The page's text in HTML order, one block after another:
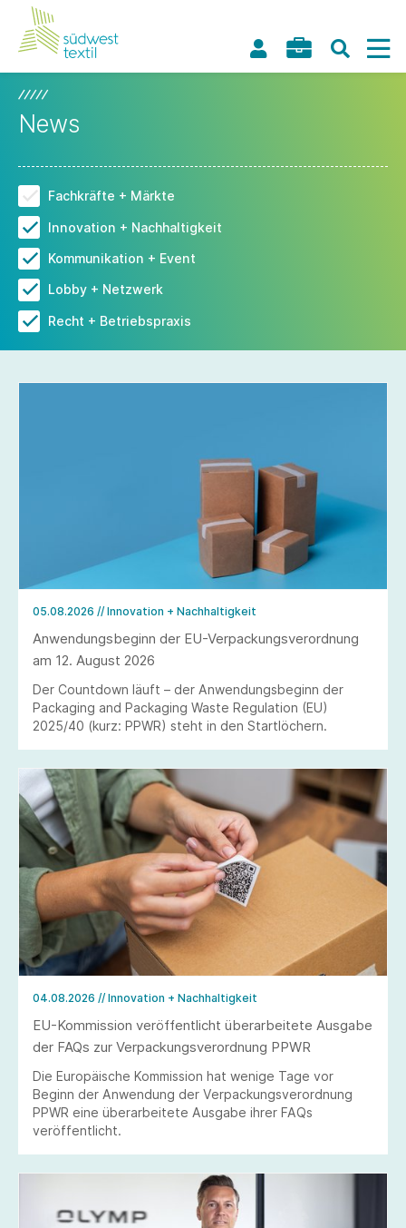
News
Fachkräfte + Märkte
Innovation + Nachhaltigkeit
Kommunikation + Event
Lobby + Netzwerk
Recht + Betriebspraxis
05.08.2026 // Innovation + Nachhaltigkeit
Anwendungsbeginn der EU-Verpackungsverordnung
am 12. August 2026
Der Countdown läuft – der Anwendungsbeginn der
Packaging and Packaging Waste Regulation (EU)
2025/40 (kurz: PPWR) steht in den Startlöchern.
04.08.2026 // Innovation + Nachhaltigkeit
EU-Kommission veröffentlicht überarbeitete Ausgabe
der FAQs zur Verpackungsverordnung PPWR
Die Europäische Kommission hat wenige Tage vor
Beginn der Anwendung der Verpackungsverordnung
PPWR eine überarbeitete Ausgabe ihrer FAQs
veröffentlicht.